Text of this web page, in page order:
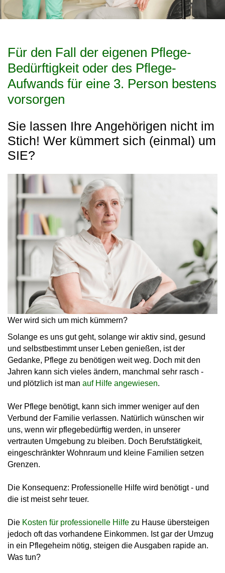
Für den Fall der eigenen Pflege-
Bedürftigkeit oder des Pflege-
Aufwands für eine 3. Person bestens
vorsorgen
Sie lassen Ihre Angehörigen nicht im
Stich! Wer kümmert sich (einmal) um
SIE?
Wer wird sich um mich kümmern?
Solange es uns gut geht, solange wir aktiv sind, gesund
und selbstbestimmt unser Leben genießen, ist der
Gedanke, Pflege zu benötigen weit weg. Doch mit den
Jahren kann sich vieles ändern, manchmal sehr rasch -
und plötzlich ist man auf Hilfe angewiesen.
Wer Pflege benötigt, kann sich immer weniger auf den
Verbund der Familie verlassen. Natürlich wünschen wir
uns, wenn wir pflegebedürftig werden, in unserer
vertrauten Umgebung zu bleiben. Doch Berufstätigkeit,
eingeschränkter Wohnraum und kleine Familien setzen
Grenzen.
Die Konsequenz: Professionelle Hilfe wird benötigt - und
die ist meist sehr teuer.
Die Kosten für professionelle Hilfe zu Hause übersteigen
jedoch oft das vorhandene Einkommen. Ist gar der Umzug
in ein Pflegeheim nötig, steigen die Ausgaben rapide an.
Was tun?